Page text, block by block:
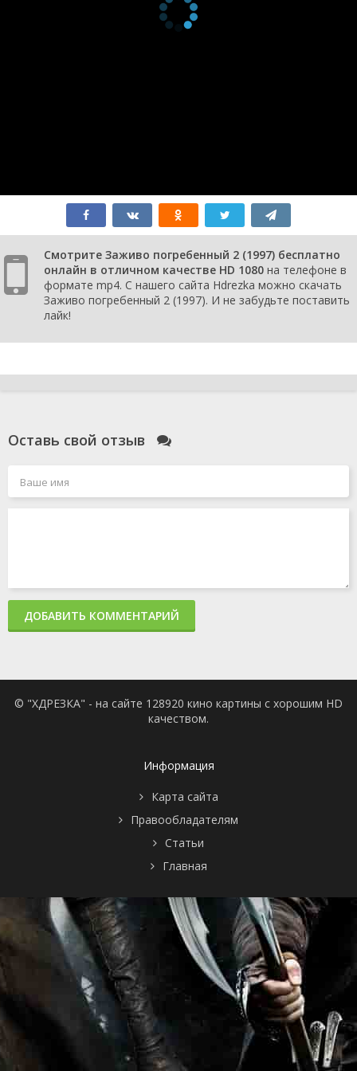
Смотрите Заживо погребенный 2 (1997) бесплатно
онлайн в отличном качестве HD 1080 на телефоне в
формате mp4. С нашего сайта Hdrezka можно скачать
Заживо погребенный 2 (1997). И не забудьте поставить
лайк!
Оставь свой отзыв
ДОБАВИТЬ КОММЕНТАРИЙ
© "ХДРЕЗКА" - на сайте 128920 кино картины с хорошим HD
качеством.
Информация
Карта сайта
Правообладателям
Статьи
Главная